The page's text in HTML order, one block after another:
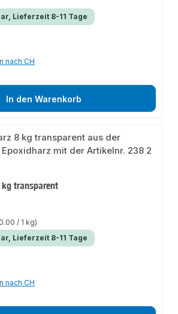
Lieferzeit 8-11 Tage
nach CH
In den Warenkorb
transparent
/ 1 kg)
Lieferzeit 8-11 Tage
nach CH